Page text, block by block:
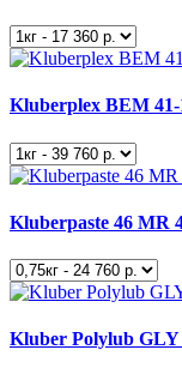
Kluberplex BEM 41-
Kluberpaste 46 MR
Kluber Polylub GLY